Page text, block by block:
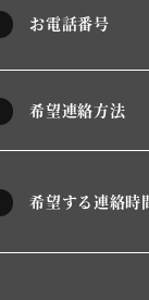
お電話番号
希望連絡方法
希望する連絡時